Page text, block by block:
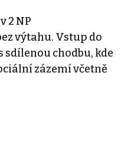
2 NP
výtahu. Vstup do
chodbu, kde
zázemí včetně